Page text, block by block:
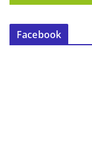
Facebook